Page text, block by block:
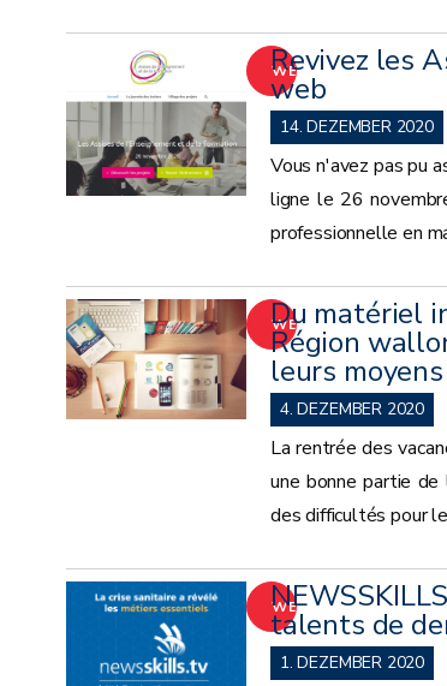
WEITER
Revivez les
web
14. DEZEMBER 2020
Vous n'avez pas pu
ligne le 26
professionnelle en
WEITER
Du matériel
Région
leurs moyens
4. DEZEMBER 2020
La rentrée des
une bonne partie de
des difficultés pour
WEITER
talents de
1. DEZEMBER 2020